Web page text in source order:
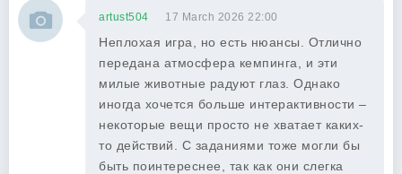
artust504 17 March 2026 22:00
Неплохая игра, но есть нюансы. Отлично
передана атмосфера кемпинга, и эти
милые животные радуют глаз. Однако
иногда хочется больше интерактивности –
некоторые вещи просто не хватает каких-
то действий. С заданиями тоже могли бы
быть поинтереснее, так как они слегка